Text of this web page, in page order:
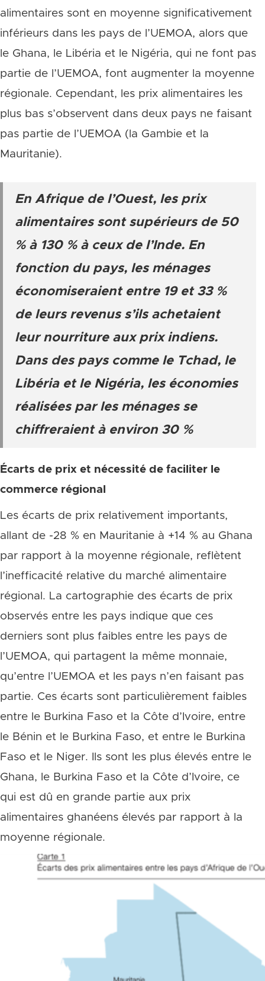
alimentaires sont en moyenne significativement
inférieurs dans les pays de l’UEMOA, alors que
le Ghana, le Libéria et le Nigéria, qui ne font pas
partie de l’UEMOA, font augmenter la moyenne
régionale. Cependant, les prix alimentaires les
plus bas s’observent dans deux pays ne faisant
pas partie de l’UEMOA (la Gambie et la
Mauritanie).
En Afrique de l’Ouest, les prix
alimentaires sont supérieurs de 50
% à 130 % à ceux de l’Inde. En
fonction du pays, les ménages
économiseraient entre 19 et 33 %
de leurs revenus s’ils achetaient
leur nourriture aux prix indiens.
Dans des pays comme le Tchad, le
Libéria et le Nigéria, les économies
réalisées par les ménages se
chiffreraient à environ 30 %
Écarts de prix et nécessité de faciliter le
commerce régional
Les écarts de prix relativement importants,
allant de -28 % en Mauritanie à +14 % au Ghana
par rapport à la moyenne régionale, reflètent
l’inefficacité relative du marché alimentaire
régional. La cartographie des écarts de prix
observés entre les pays indique que ces
derniers sont plus faibles entre les pays de
l’UEMOA, qui partagent la même monnaie,
qu’entre l’UEMOA et les pays n’en faisant pas
partie. Ces écarts sont particulièrement faibles
entre le Burkina Faso et la Côte d’Ivoire, entre
le Bénin et le Burkina Faso, et entre le Burkina
Faso et le Niger. Ils sont les plus élevés entre le
Ghana, le Burkina Faso et la Côte d’Ivoire, ce
qui est dû en grande partie aux prix
alimentaires ghanéens élevés par rapport à la
moyenne régionale.